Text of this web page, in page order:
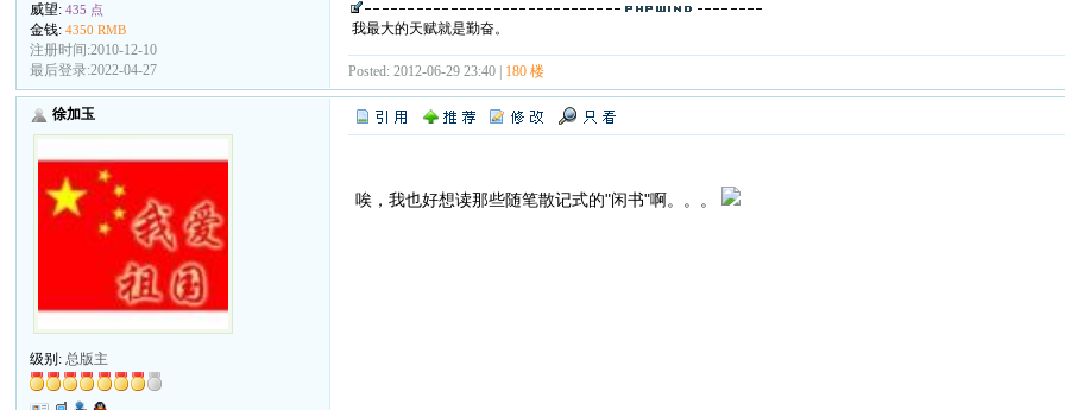
威望:435 点
金钱:4350 RMB
注册时间:2010-12-10
最后登录:2022-04-27
我最大的天赋就是勤奋。
Posted: 2012-06-29 23:40 | 180 楼
徐加玉
级别: 总版主
唉，我也好想读那些随笔散记式的"闲书"啊。。。